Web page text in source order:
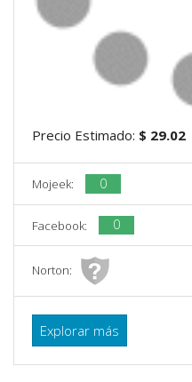
Precio Estimado: $ 29.02
Mojeek: 0
Facebook: 0
Norton:
Explorar más